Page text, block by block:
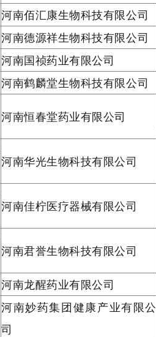
河南佰汇康生物科技有限公司
河南德源祥生物科技有限公司
河南国祯药业有限公司
河南鹤麟堂生物科技有限公司
河南恒春堂药业有限公司
河南华光生物科技有限公司
河南佳柠医疗器械有限公司
河南君誉生物科技有限公司
河南龙醒药业有限公司
河南妙药集团健康产业有限公
司